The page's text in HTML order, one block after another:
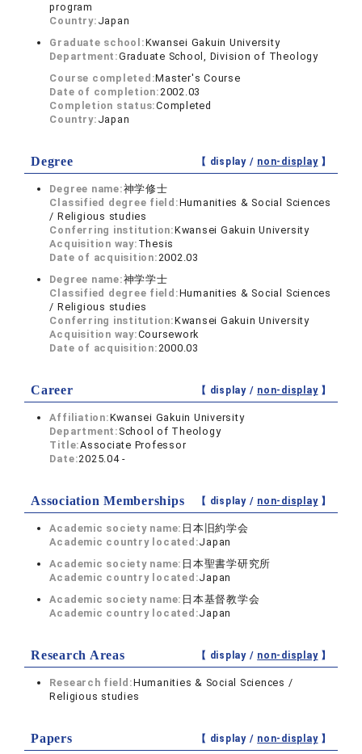
program
Country: Japan
Graduate school:Kwansei Gakuin University
Department:Graduate School, Division of Theology
Course completed:Master's Course
Date of completion:2002.03
Completion status:Completed
Country: Japan
Degree 【 display / non-display】
Degree name:神学修士
Classified degree field:Humanities & Social Sciences
/ Religious studies
Conferring institution:Kwansei Gakuin University
Acquisition way: Thesis
Date of acquisition:2002.03
Degree name:神学学士
Classified degree field:Humanities & Social Sciences
/ Religious studies
Conferring institution:Kwansei Gakuin University
Acquisition way:Coursework
Date of acquisition:2000.03
Career 【 display / non-display】
Affiliation:Kwansei Gakuin University
Department: School of Theology
Title:Associate Professor
Date:2025.04 -
Association Memberships 【 display / non-display】
Academic society name: 日本旧約学会
Academic country located:Japan
Academic society name: 日本聖書学研究所
Academic country located:Japan
Academic society name: 日本基督教学会
Academic country located:Japan
Research Areas 【 display / non-display】
Research field:Humanities & Social Sciences /
Religious studies
Papers 【 display / non-display】